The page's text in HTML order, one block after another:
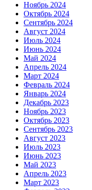
Ноябрь 2024
Октябрь 2024
Сентябрь 2024
Август 2024
Июль 2024
Июнь 2024
Май 2024
Апрель 2024
Март 2024
Февраль 2024
Январь 2024
Декабрь 2023
Ноябрь 2023
Октябрь 2023
Сентябрь 2023
Август 2023
Июль 2023
Июнь 2023
Май 2023
Апрель 2023
Март 2023